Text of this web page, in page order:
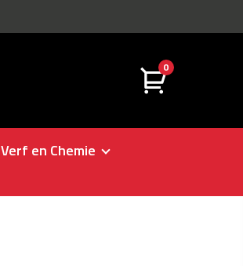
0
Verf en Chemie